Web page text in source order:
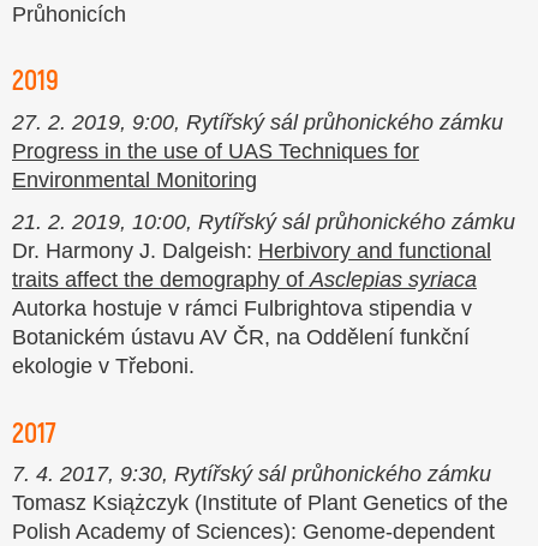
Průhonicích
2019
27. 2. 2019, 9:00, Rytířský sál průhonického zámku
Progress in the use of UAS Techniques for
Environmental Monitoring
21. 2. 2019, 10:00, Rytířský sál průhonického zámku
Dr. Harmony J. Dalgeish: Herbivory and functional
traits affect the demography of Asclepias syriaca
Autorka hostuje v rámci Fulbrightova stipendia v
Botanickém ústavu AV ČR, na Oddělení funkční
ekologie v Třeboni.
2017
7. 4. 2017, 9:30, Rytířský sál průhonického zámku
Tomasz Książczyk (Institute of Plant Genetics of the
Polish Academy of Sciences): Genome-dependent